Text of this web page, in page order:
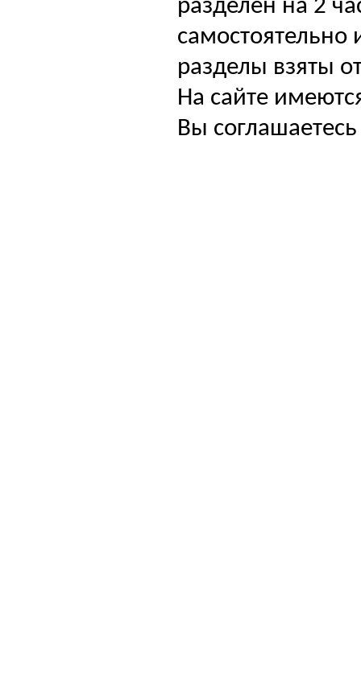
разделен на 2
самостоятельно
разделы взяты
На сайте
Вы